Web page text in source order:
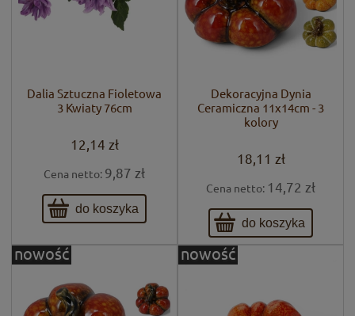
Dalia Sztuczna Fioletowa
3 Kwiaty 76cm
12,14 zł
Cena netto: 9,87 zł
do koszyka
Dekoracyjna Dynia
Ceramiczna 11x14cm - 3
kolory
18,11 zł
Cena netto: 14,72 zł
do koszyka
nowość nowość